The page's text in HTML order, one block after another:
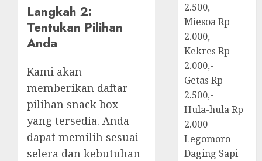
Langkah 2:
Tentukan Pilihan
Anda
Kami akan
memberikan daftar
pilihan snack box
yang tersedia. Anda
dapat memilih sesuai
selera dan kebutuhan
2.500,-
Miesoa Rp
2.000,-
Kekres Rp
2.000,-
Getas Rp
2.500,-
Hula-hula Rp
2.000
Legomoro
Daging Sapi